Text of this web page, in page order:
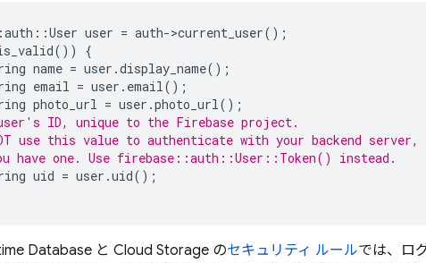
auth ::User user = auth->current_user();
())
{
name = user .display_name();
email = user . email();
photo_url = user .photo_url();
ID, unique to the Firebase project.
use this value to authenticate with your backend server,
have one. Use firebase::auth::User::Token() instead.
uid = user .uid();
Database と Cloud Storage のセキュリティ ルールでは、ロ